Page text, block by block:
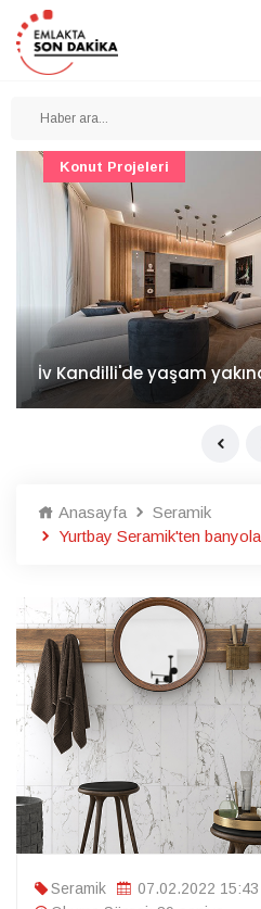
İv Kandilli'de yaşam
Konut Projeleri
Anasayfa
Seramik
Yurtbay Seramik'ten
Seramik
07.02.2022 15:43